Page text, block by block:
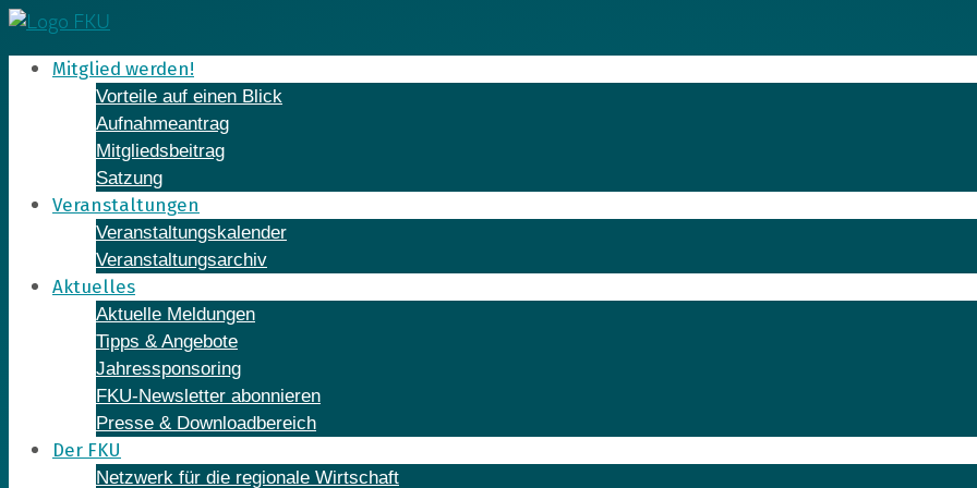
Skip
to
contentMitglied werden!
Vorteile auf einen Blick
Aufnahmeantrag
Mitgliedsbeitrag
Satzung
Veranstaltungen
Veranstaltungskalender
Veranstaltungsarchiv
Aktuelles
Aktuelle Meldungen
Tipps & Angebote
Jahressponsoring
FKU-Newsletter abonnieren
Presse & Downloadbereich
Der FKU
Netzwerk für die regionale Wirtschaft